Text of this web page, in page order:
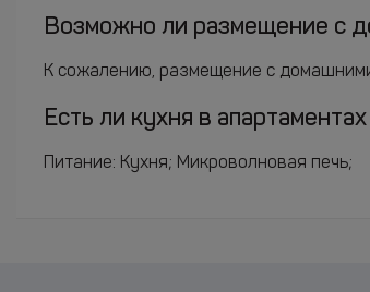
Возможно ли размещение с
К сожалению, размещение с
Есть ли кухня в
Питание: Кухня; Микроволновая печь;